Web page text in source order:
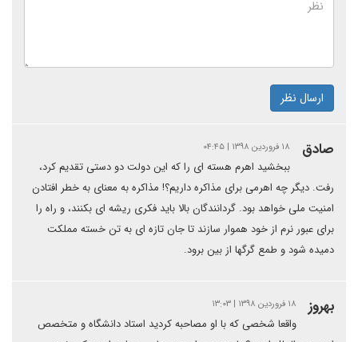
ارسال نظر
صادق ۱۸ فروردین ۱۳۹۸ | ۰۴:۴۵
ببخشید اهرم هسته ای را که این دولت دو دستی تقدیم کرد،
رفت. دیگر چه اهرمی برای مذاکره داریم؟! مذاکره به معنای به خطر افتادن
امنیت ملی خواهد بود. گردانندگان بالا باید فکری ریشه ای بکنند، و راه را
برای عبور نرم از خود هموار سازند تا جان تازه ای به تن خسته مملکت
دمیده شود و طمع گرگها از بین برود.
بهروز ۱۸ فروردین ۱۳۹۸ | ۱۳:۰۳
واقعا شخصی که با او مصاحبه کردید استاد دانشگاه و متخصص